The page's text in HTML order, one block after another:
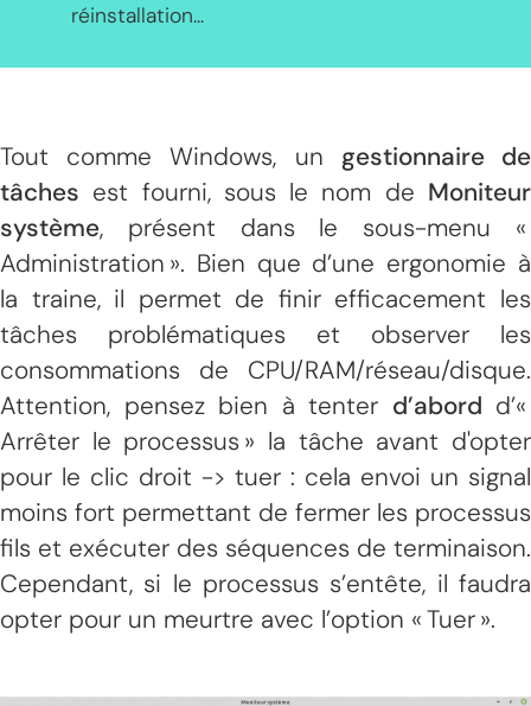
réinstallation...
Tout comme Windows, un gestionnaire de
tâches est fourni, sous le nom de Moniteur
système, présent dans le sous-menu «
Administration ». Bien que d’une ergonomie à
la traine, il permet de finir efficacement les
tâches problématiques et observer les
consommations de CPU/RAM/réseau/disque.
Attention, pensez bien à tenter d’abord d’«
Arrêter le processus » la tâche avant d'opter
pour le clic droit -> tuer : cela envoi un signal
moins fort permettant de fermer les processus
fils et exécuter des séquences de terminaison.
Cependant, si le processus s’entête, il faudra
opter pour un meurtre avec l’option « Tuer ».